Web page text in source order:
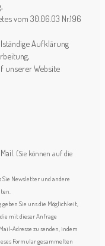
vom 30.06.03 Nr.196
Aufklärung
unserer Website
(Sie können auf die
Newsletter und andere
Sie uns die Möglichkeit,
mit dieser Anfrage
Adresse zu senden, indem
Formular gesammelten